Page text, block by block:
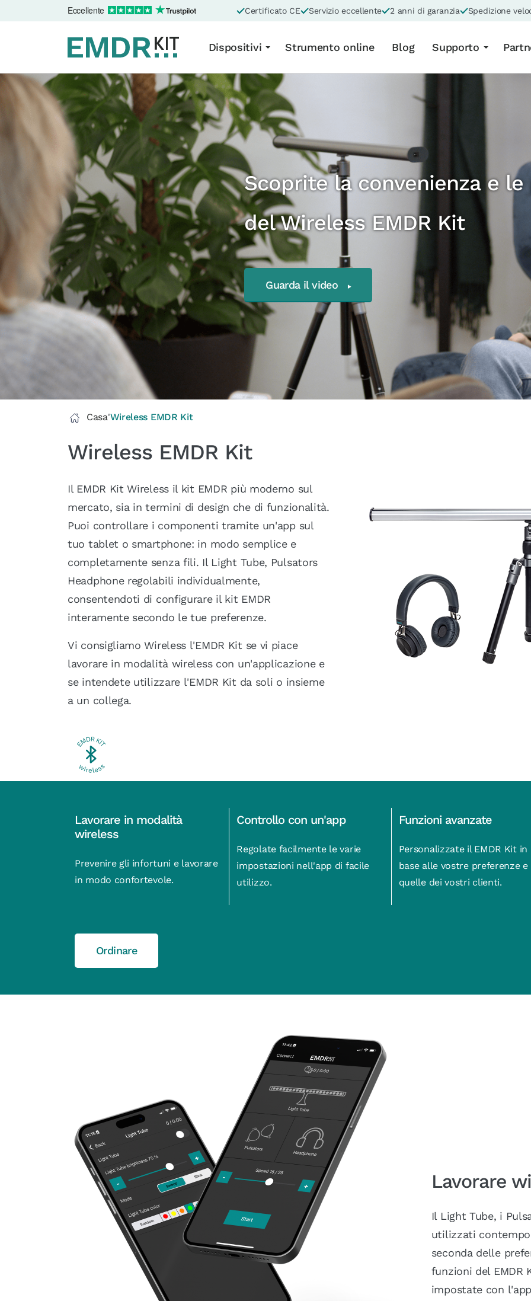
Eccellente Certificato CE Servizio eccellente 2 anni di garanzia Spedizione
Dispositivi Strumento online Blog Supporto
Scoprite la convenienza e
del Wireless EMDR Kit
Guarda il video
Casa'Wireless EMDR Kit
Wireless EMDR Kit
Il EMDR Kit Wireless il kit EMDR più moderno sul
mercato, sia in termini di design che di funzionalità.
Puoi controllare i componenti tramite un'app sul
tuo tablet o smartphone: in modo semplice e
completamente senza fili. Il Light Tube, Pulsators
Headphone regolabili individualmente,
consentendoti di configurare il kit EMDR
interamente secondo le tue preferenze.
Vi consigliamo Wireless l'EMDR Kit se vi piace
lavorare in modalità wireless con un'applicazione e
se intendete utilizzare l'EMDR Kit da soli o insieme
a un collega.
Lavorare in modalità
wireless
Prevenire gli infortuni e lavorare
in modo confortevole.
Controllo con un'app
Regolate facilmente le varie
impostazioni nell'app di facile
utilizzo.
Funzioni avanzate
Personalizzate il EMDR Kit in
base alle vostre preferenze e
quelle dei vostri clienti.
Ordinare
Lavorare
Il Light Tube, i
utilizzati
seconda delle
funzioni del EMDR
impostate con